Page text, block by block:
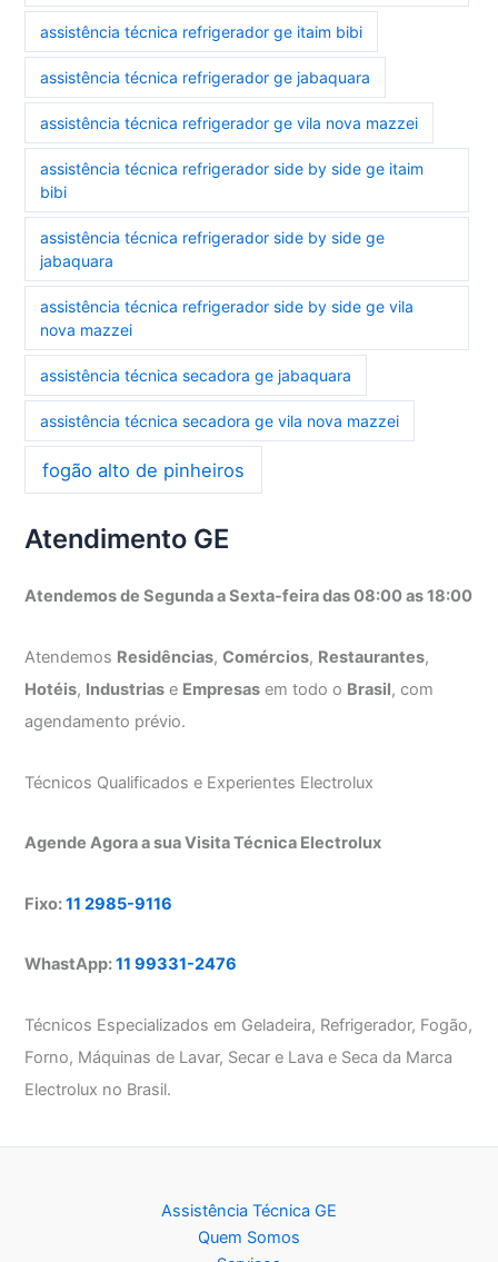
assistência técnica refrigerador ge itaim bibi
assistência técnica refrigerador ge jabaquara
assistência técnica refrigerador ge vila nova mazzei
assistência técnica refrigerador side by side ge itaim
bibi
assistência técnica refrigerador side by side ge
jabaquara
assistência técnica refrigerador side by side ge vila
nova mazzei
assistência técnica secadora ge jabaquara
assistência técnica secadora ge vila nova mazzei
fogão alto de pinheiros
Atendimento GE
Atendemos de Segunda a Sexta-feira das 08:00 as 18:00
Atendemos Residências,Comércios, Restaurantes,
Hotéis, Industrias e Empresas em todo o Brasil, com
agendamento prévio.
Técnicos Qualificados e Experientes Electrolux
Agende Agora a sua Visita Técnica Electrolux
Fixo:11 2985-9116
WhastApp:11 99331-2476
Técnicos Especializados em Geladeira, Refrigerador, Fogão,
Forno, Máquinas de Lavar, Secar e Lava e Seca da Marca
Electrolux no Brasil.
Assistência Técnica GE
Quem Somos